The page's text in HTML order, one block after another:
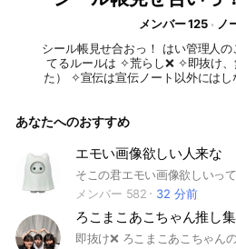
メンバー 125
ノ
シール帳見せ合おっ！ はい管理人のことです 今んとこ決まっ
てるルールは ✧荒らし❌️ ✧即抜け、無言抜け❌️（したらきょ
た） ✧宣伝は宣伝ノート以外にはしない ✧写真、動画を
す。（例（親バレ、など）） こんな感じかな！ 入ってくれる
ル#女子限定#女子#おし
あなたへのおすすめ
エモい画像欲しい人来な
メンバー 582
32 分前
ろこまこあこちゃん推し